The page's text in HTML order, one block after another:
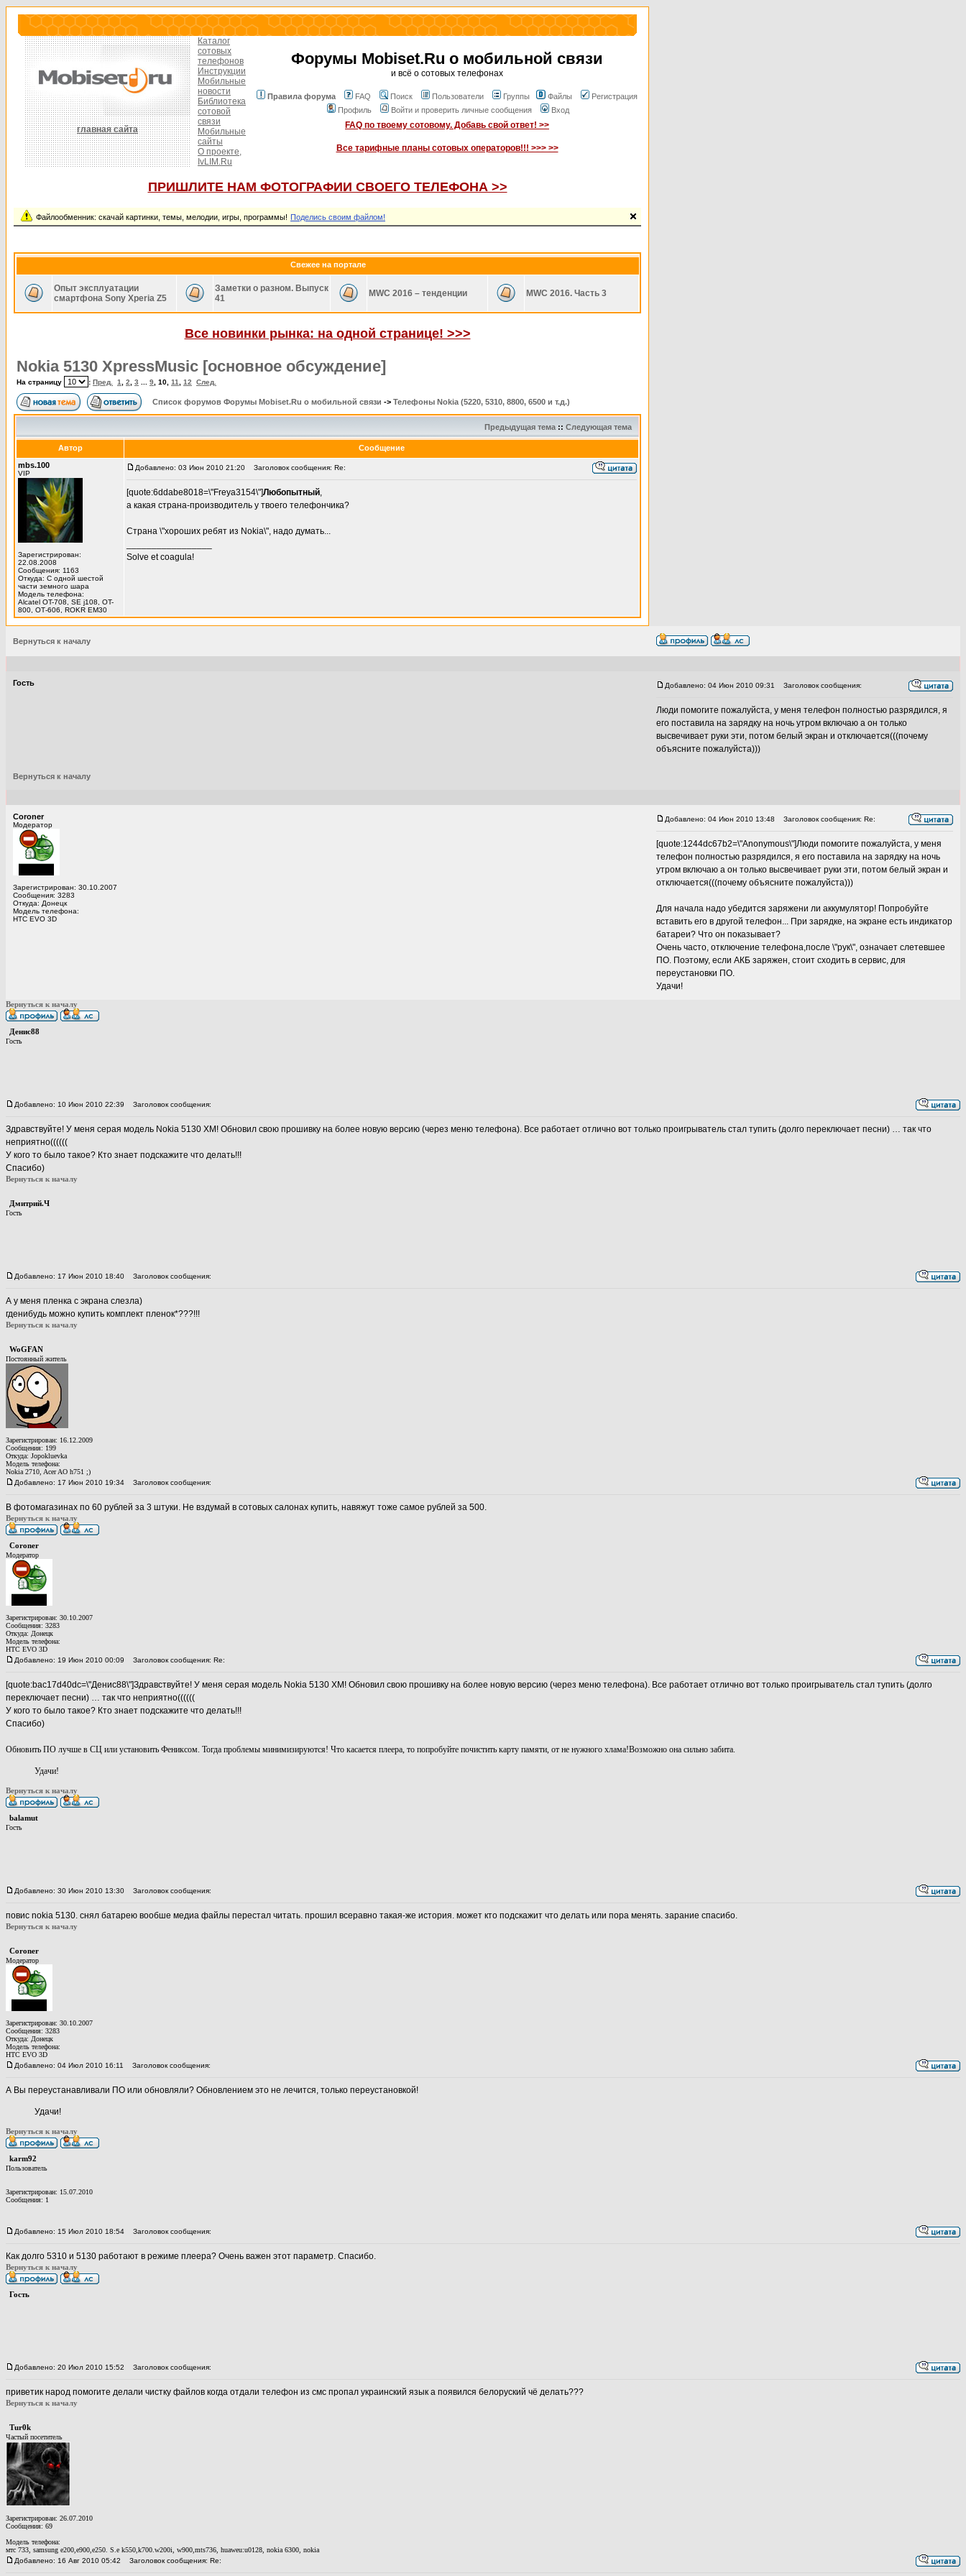
главная сайта
Каталог
сотовых
телефонов
Инструкции
Мобильные
новости
Библиотека
сотовой
связи
Мобильные
сайты
О проекте,
IvLIM.Ru
Форумы Mobiset.Ru о мобильной связи
и всё о сотовых телефонах
Правила форума FAQ Поиск Пользователи Группы Файлы
Регистрация
Профиль
Войти и проверить личные сообщения Вход
FAQ по твоему сотовому. Добавь свой ответ! >>
Все тарифные планы сотовых операторов!!! >>> >>
ПРИШЛИТЕ НАМ ФОТОГРАФИИ СВОЕГО ТЕЛЕФОНА >>
Файлообменник: скачай картинки, темы, мелодии, игры, программы! Поделись своим файлом!
Свежее на портале
Опыт эксплуатации
смартфона Sony Xperia Z5
Заметки о разном. Выпуск
41
MWC 2016 – тенденции MWC 2016. Часть 3
Все новинки рынка: на одной странице! >>>
Nokia 5130 XpressMusic [основное обсуждение]
На страницу : Пред. 1 2 3 9 10 11 12 След.
Список форумов Форумы Mobiset.Ru о мобильной связи -> Телефоны Nokia (5220, 5310, 8800, 6500 и т.д.)
Предыдущая тема :: Следующая тема
Автор
Сообщение
mbs.100
VIP
Зарегистрирован:
22.08.2008
Сообщения: 1163
Откуда: С одной шестой
части земного шара
Модель телефона:
Alcatel OT-708, SE j108, OT-
800, ОТ-606, ROKR EM30
Добавлено: 03 Июн 2010 21:20 Заголовок сообщения: Re:
[quote:6ddabe8018=\"Freya3154\"]Любопытный,
а какая страна-производитель у твоего телефончика?
Страна \"хороших ребят из Nokia\", надо думать...
Solve et coagula!
Вернуться к началу
Гость Добавлено: 04 Июн 2010 09:31 Заголовок сообщения:
Люди помогите пожалуйста, у меня телефон полностью разрядился, я
его поставила на зарядку на ночь утром включаю а он только
высвечивает руки эти, потом белый экран и отключается(((почему
объясните пожалуйста)))
Вернуться к началу
Coroner
Модератор
Зарегистрирован: 30.10.2007
Сообщения: 3283
Откуда: Донецк
Модель телефона:
HTC EVO 3D
Добавлено: 04 Июн 2010 13:48 Заголовок сообщения: Re:
[quote:1244dc67b2=\"Anonymous\"]Люди помогите пожалуйста, у меня
телефон полностью разрядился, я его поставила на зарядку на ночь
утром включаю а он только высвечивает руки эти, потом белый экран и
отключается(((почему объясните пожалуйста)))
Для начала надо убедится заряжени ли аккумулятор! Попробуйте
вставить его в другой телефон... При зарядке, на экране есть индикатор
батареи? Что он показывает?
Очень часто, отключение телефона,после \"рук\", означает слетевшее
ПО. Поэтому, если АКБ заряжен, стоит сходить в сервис, для
переустановки ПО.
Удачи!
Вернуться к началу
Денис88
Гость
Добавлено: 10 Июн 2010 22:39 Заголовок сообщения:
Здравствуйте! У меня серая модель Nokia 5130 XM! Обновил свою прошивку на более новую версию (через меню телефона). Все работает отлично вот только проигрыватель стал тупить (долго переключает песни) … так что
неприятно((((((
У кого то было такое? Кто знает подскажите что делать!!!
Спасибо)
Вернуться к началу
Дмитрий.Ч
Гость
Добавлено: 17 Июн 2010 18:40 Заголовок сообщения:
А у меня пленка с экрана слезла)
гденибудь можно купить комплект пленок*???!!!
Вернуться к началу
WoGFAN
Постоянный житель
Зарегистрирован: 16.12.2009
Сообщения: 199
Откуда: Jopokluevka
Модель телефона:
Nokia 2710, Acer AO h751 ;)
Добавлено: 17 Июн 2010 19:34
Заголовок сообщения:
В фотомагазинах по 60 рублей за 3 штуки. Не вздумай в сотовых салонах купить, навяжут тоже самое рублей за 500.
Вернуться к началу
Coroner
Модератор
Зарегистрирован: 30.10.2007
Сообщения: 3283
Откуда: Донецк
Модель телефона:
HTC EVO 3D
Добавлено: 19 Июн 2010 00:09
Заголовок сообщения: Re:
[quote:bac17d40dc=\"Денис88\"]Здравствуйте! У меня серая модель Nokia 5130 XM! Обновил свою прошивку на более новую версию (через меню телефона). Все работает отлично вот только проигрыватель стал тупить (долго
переключает песни) … так что неприятно((((((
У кого то было такое? Кто знает подскажите что делать!!!
Спасибо)
Обновить ПО лучше в СЦ или установить Фениксом. Тогда проблемы минимизируются! Что касается плеера, то попробуйте почистить карту памяти, от не нужного хлама!Возможно она сильно забита.
Удачи!
Вернуться к началу
balamut
Гость
Добавлено: 30 Июн 2010 13:30 Заголовок сообщения:
повис nokia 5130. снял батарею вообше медиа файлы перестал читать. прошил всеравно такая-же история. может кто подскажит что делать или пора менять. зарание спасибо.
Вернуться к началу
Coroner
Модератор
Зарегистрирован: 30.10.2007
Сообщения: 3283
Откуда: Донецк
Модель телефона:
HTC EVO 3D
Добавлено: 04 Июл 2010 16:11
Заголовок сообщения:
А Вы переустанавливали ПО или обновляли? Обновлением это не лечится, только переустановкой!
Удачи!
Вернуться к началу
karm92
Пользователь
Зарегистрирован: 15.07.2010
Сообщения: 1
Добавлено: 15 Июл 2010 18:54 Заголовок сообщения:
Как долго 5310 и 5130 работают в режиме плеера? Очень важен этот параметр. Спасибо.
Вернуться к началу
Гость
Добавлено: 20 Июл 2010 15:52 Заголовок сообщения:
приветик народ помогите делали чистку файлов когда отдали телефон из смс пропал украинский язык а появился белоруский чё делать???
Вернуться к началу
Тur0k
Частый посетитель
Зарегистрирован: 26.07.2010
Сообщения: 69
Модель телефона:
мтс 733, samsung e200,e900,e250. S.e k550,k700.w200i, w900,mts736, huaweu:u0128, nokia 6300, nokia
Добавлено: 16 Авг 2010 05:42
Заголовок сообщения: Re: